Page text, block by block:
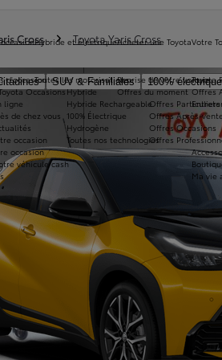
SUV & Familiales 100%
d'occasion
Occasions
ligne
de chez vous
occasion
occasion
véhicule cash
Hybride et électrique
Toutes les motorisations
Hybride
Hybride Rechargeable
100% Électrique
Hydrogène
Toutes nos technologies
Acheter une Toyota
Reprise de votre voiture
Offres du moment
Offres Particuliers
Offres Après-
Offres Occasions
Offres
Votre
Toyota
Offres
Ma vie
Cross Toyota Yaris Cross